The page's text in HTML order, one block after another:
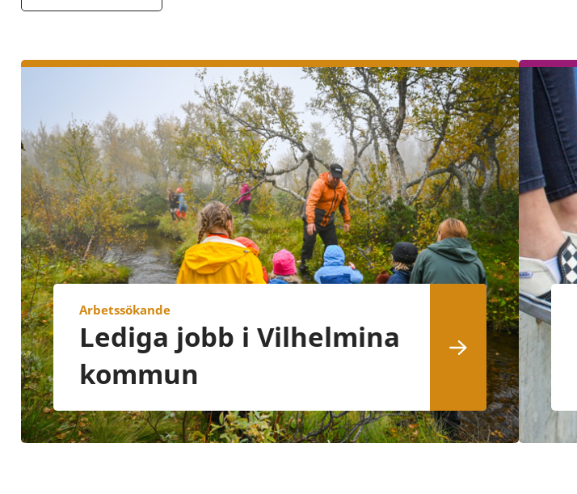
Arbetssökande
Lediga jobb i Vilhelmina
kommun